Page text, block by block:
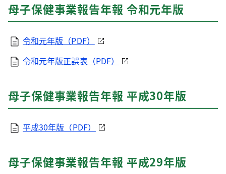
母子保健事業報告年報 令和元年版
令和元年版（PDF）
令和元年版正誤表（PDF）
母子保健事業報告年報 平成30年版
平成30年版（PDF）
母子保健事業報告年報 平成29年版